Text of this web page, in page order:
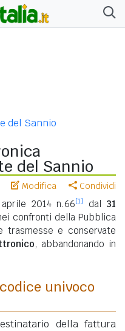
del Sannio
del Sannio
Modifica Condividi
2014 n.66[1] dal 31
confronti della Pubblica
trasmesse e conservate
, abbandonando in
univoco
della fattura